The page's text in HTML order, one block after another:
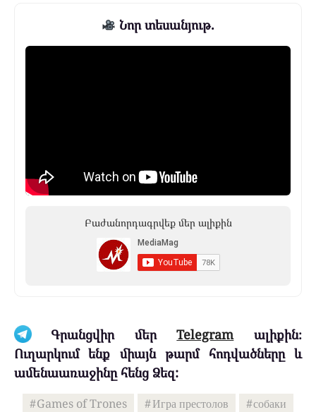
Նոր տեսանյութ.
Բաժանորդագրվեք մեր ալիքին
Գրանցվիր մերTelegramալիքին։
Ուղարկում ենք միայն թարմ հոդվածները և
ամենաառաջինը հենց Ձեզ:
Games of Trones Игра престолов
собаки